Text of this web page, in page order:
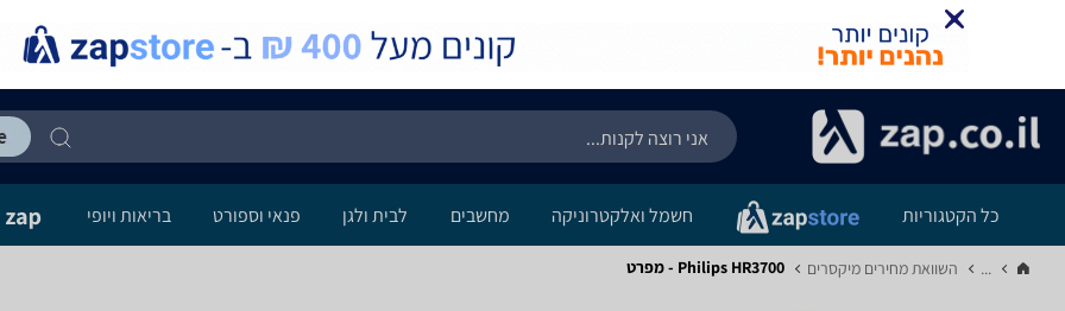
כל הקטגוריות חשמל ואלקטרוניקה מחשבים לבית ולגן פנאי וספורט בריאות ויופי
... השוואת מחירים מיקסרים‏ Philips HR3700 - מפרט